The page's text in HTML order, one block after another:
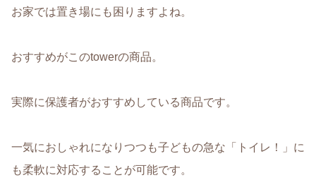
お家では置き場にも困りますよね。
おすすめがこのtowerの商品。
実際に保護者がおすすめしている商品です。
一気におしゃれになりつつも子どもの急な「トイレ！」に
も柔軟に対応することが可能です。